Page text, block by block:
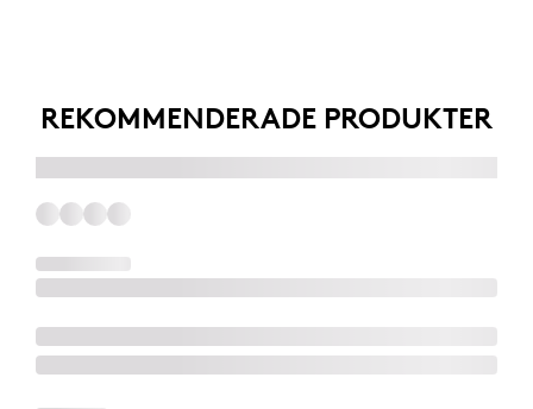
REKOMMENDERADE PRODUKTER